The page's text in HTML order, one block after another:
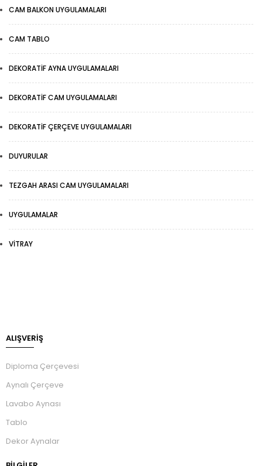
CAM BALKON UYGULAMALARI
CAM TABLO
DEKORATIF AYNA UYGULAMALARI
DEKORATIF CAM UYGULAMALARI
DEKORATIF ÇERÇEVE UYGULAMALARI
DUYURULAR
TEZGAH ARASI CAM UYGULAMALARI
UYGULAMALAR
VITRAY
ALIŞVERİŞ
Diploma Çerçevesi
Aynalı Çerçeve
Lavabo Aynası
Tablo
Dekor Aynalar